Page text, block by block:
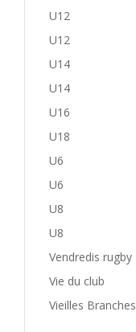
U12
U12
U14
U14
U16
U18
U6
U6
U8
U8
Vendredis rugby
Vie du club
Vieilles Branches